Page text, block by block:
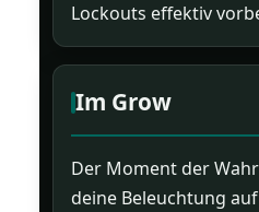
Lockouts effektiv
Im Grow
Der Moment der
deine Beleuchtung